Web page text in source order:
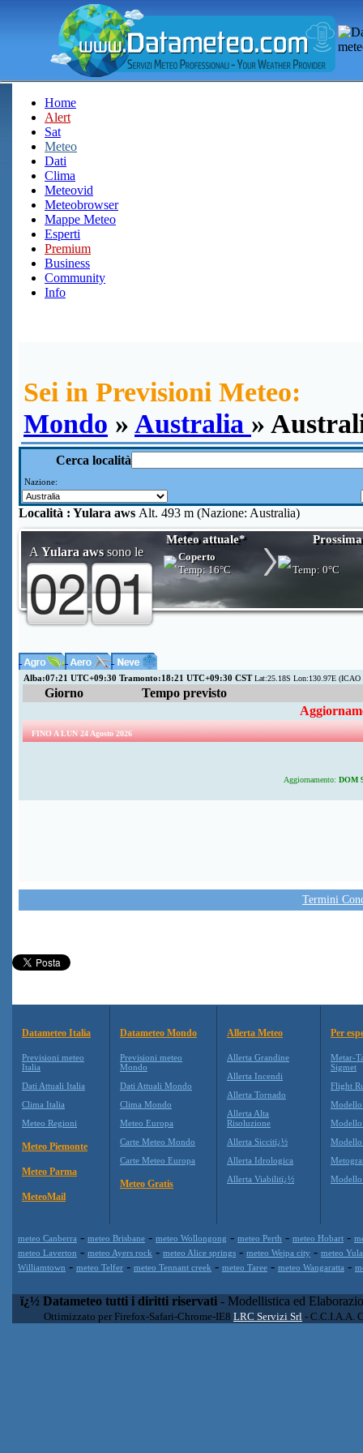
Home
Alert
Sat
Meteo
Dati
Clima
Meteovid
Meteobrowser
Mappe Meteo
Esperti
Premium
Business
Community
Info
Sei in Previsioni Meteo:
Mondo » Australia »
Cerca località
Nazione:
Località : Yulara aws Alt. 493 m (Nazione: Australia)
A Yulara awssono le
Meteo attuale*
Coperto
Temp:16°C Temp: 0°C
Alba:07:21 UTC+09:30 Tramonto:18:21 UTC+09:30 CSTLat:25.18S Lon:130.97E (ICAO
Giorno
Tempo previsto
FINO A LUN 24 Agosto 2026
Aggiornamento: DOM
Termini
Datameteo Italia
Previsioni meteo
Italia
Dati Attuali Italia
Clima Italia
Meteo Regioni
Meteo Piemonte
Meteo Parma
MeteoMail
Datameteo Mondo
Previsioni meteo
Mondo
Dati Attuali Mondo
Clima Mondo
Meteo Europa
Carte Meteo Mondo
Carte Meteo Europa
Meteo Gratis
Allerta Meteo
Allerta Grandine
Allerta Incendi
Allerta Tornado
Allerta Alta
Risoluzione
Allerta Siccitï¿½
Allerta Idrologica
Allerta Viabilitï¿½
Per
Metar-
Sigmet
Flight
Modello
Modello
Modello
meteo Canberra - meteo Brisbane - meteo Wollongong - meteo Perth - meteo Hobart -
meteo Laverton - meteo Ayers rock - meteo Alice springs - meteo Weipa city - meteo
Williamtown - meteo Telfer - meteo Tennant creek - meteo Taree - meteo Wangaratta -
ï¿½ Datameteo tutti i diritti riservati - Modellistica ed
Ottimizzato per Firefox-Safari-Chrome-IE8 LRC Servizi Srl - C.C.I.A.A.